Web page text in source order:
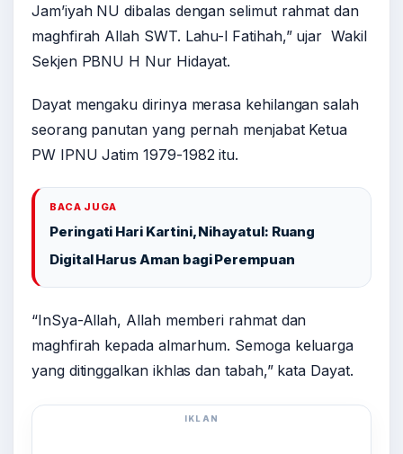
Jam’iyah NU dibalas dengan selimut rahmat dan
maghfirah Allah SWT. Lahu-l Fatihah,” ujar Wakil
Sekjen PBNU H Nur Hidayat.
Dayat mengaku dirinya merasa kehilangan salah
seorang panutan yang pernah menjabat Ketua
PW IPNU Jatim 1979-1982 itu.
BACA JUGA
Peringati Hari Kartini, Nihayatul: Ruang
Digital Harus Aman bagi Perempuan
“InSya-Allah, Allah memberi rahmat dan
maghfirah kepada almarhum. Semoga keluarga
yang ditinggalkan ikhlas dan tabah,” kata Dayat.
IKLAN